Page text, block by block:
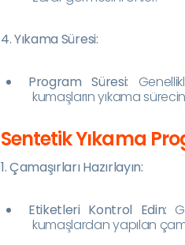
4. Yıkama Süresi:
Program Süresi:
kumaşların yıkama
Sentetik Yıkama
1. Çamaşırları Hazırlayın:
Etiketleri Kontrol Edin:
kumaşlardan yapılan